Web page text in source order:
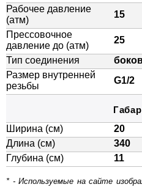
Рабочее давление
(атм)
15
Прессовочное
давление до (атм)
25
Тип соединения
Размер внутренней
резьбы
G1/2
Ширина (см)
20
Длина (см)
340
Глубина (см)
11
* - Используемые на сайте